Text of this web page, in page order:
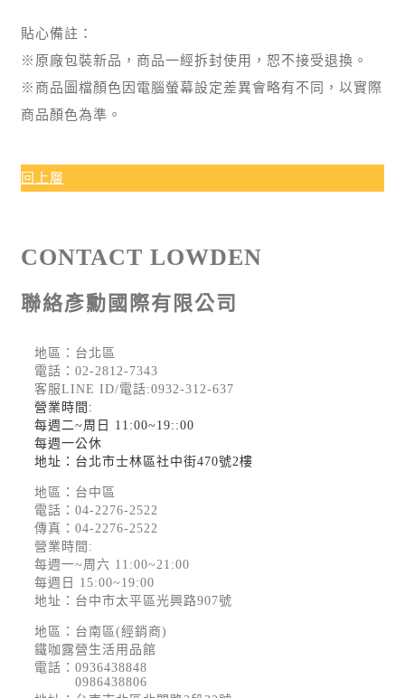
貼心備註：
※原廠包裝新品，商品一經拆封使用，恕不接受退換。
※商品圖檔顏色因電腦螢幕設定差異會略有不同，以實際
商品顏色為準。
回上層
CONTACT LOWDEN
聯絡彥勳國際有限公司
地區：台北區
電話： 02-2812-7343
客服LINE ID/電話:0932-312-637
營業時間:
每週二~周日 11:00~19::00
每週一公休
地址：台北市士林區社中街470號2樓
地區：台中區
電話： 04-2276-2522
傳真：04-2276-2522
營業時間:
每週一~周六 11:00~21:00
每週日 15:00~19:00
地址：台中市太平區光興路907號
地區：台南區(經銷商)
鐵咖露營生活用品館
電話： 0936438848
0986438806